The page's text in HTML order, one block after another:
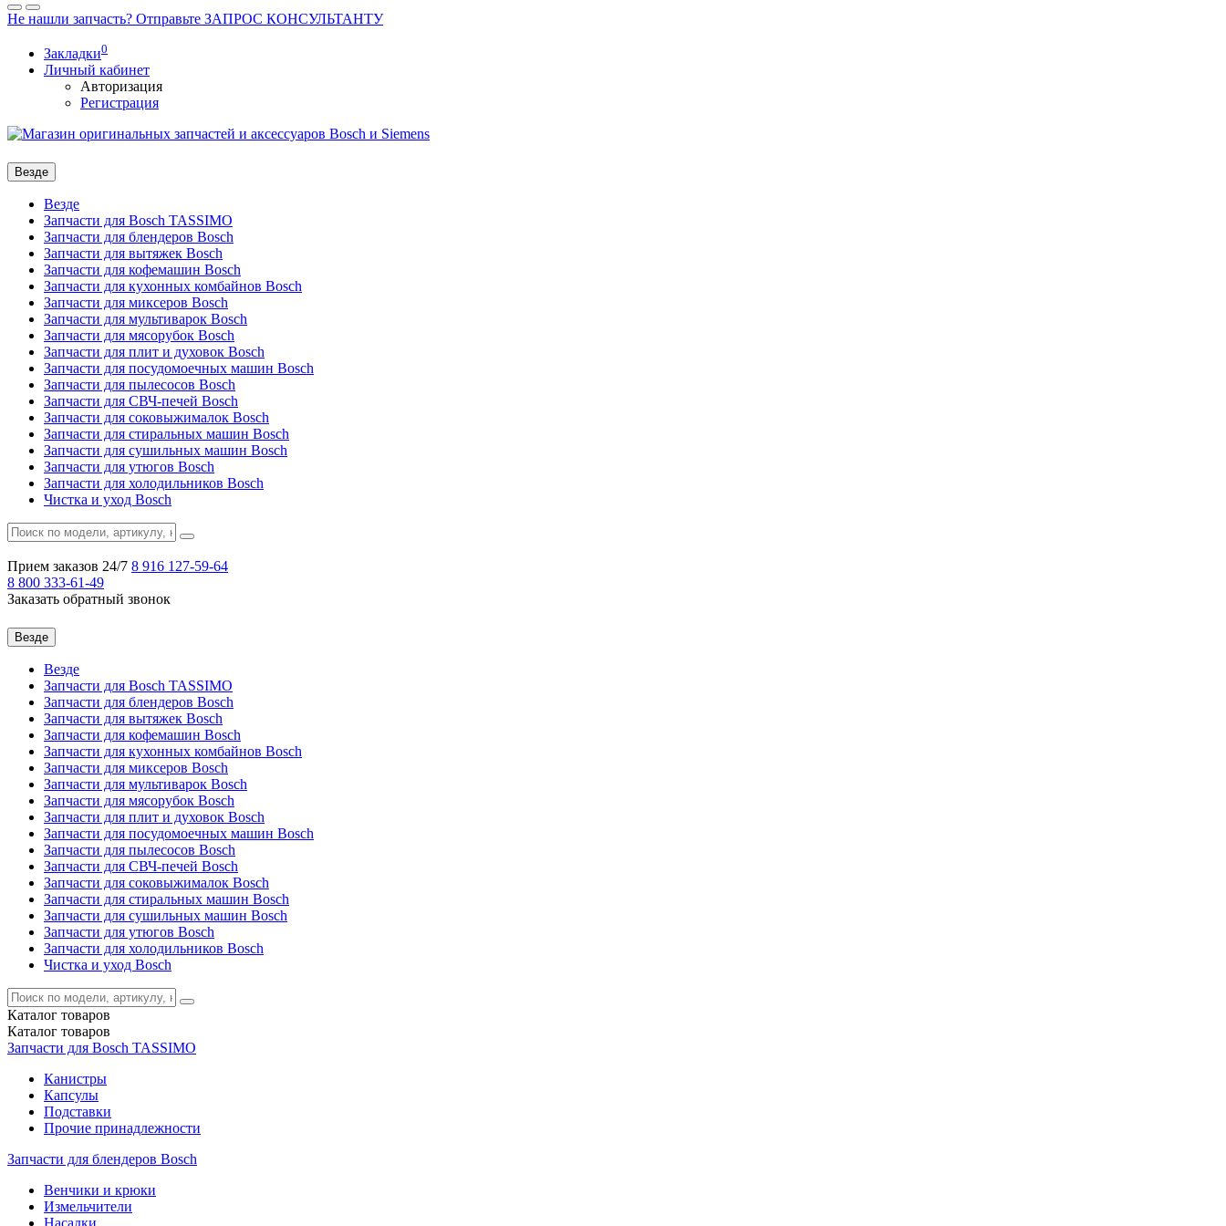
Не нашли запчасть? Отправьте ЗАПРОС КОНСУЛЬТАНТУ
Закладки0
Личный кабинет
Авторизация
Регистрация
Везде
Везде
Запчасти для Bosch TASSIMO
Запчасти для блендеров Bosch
Запчасти для вытяжек Bosch
Запчасти для кофемашин Bosch
Запчасти для кухонных комбайнов Bosch
Запчасти для миксеров Bosch
Запчасти для мультиварок Bosch
Запчасти для мясорубок Bosch
Запчасти для плит и духовок Bosch
Запчасти для посудомоечных машин Bosch
Запчасти для пылесосов Bosch
Запчасти для СВЧ-печей Bosch
Запчасти для соковыжималок Bosch
Запчасти для стиральных машин Bosch
Запчасти для сушильных машин Bosch
Запчасти для утюгов Bosch
Запчасти для холодильников Bosch
Чистка и уход Bosch
Прием заказов 24/7 8 916 127-59-64
8 800 333-61-49
Заказать обратный звонок
Везде
Везде
Запчасти для Bosch TASSIMO
Запчасти для блендеров Bosch
Запчасти для вытяжек Bosch
Запчасти для кофемашин Bosch
Запчасти для кухонных комбайнов Bosch
Запчасти для миксеров Bosch
Запчасти для мультиварок Bosch
Запчасти для мясорубок Bosch
Запчасти для плит и духовок Bosch
Запчасти для посудомоечных машин Bosch
Запчасти для пылесосов Bosch
Запчасти для СВЧ-печей Bosch
Запчасти для соковыжималок Bosch
Запчасти для стиральных машин Bosch
Запчасти для сушильных машин Bosch
Запчасти для утюгов Bosch
Запчасти для холодильников Bosch
Чистка и уход Bosch
Каталог товаров
Каталог товаров
Запчасти для Bosch TASSIMO
Канистры
Капсулы
Подставки
Прочие принадлежности
Запчасти для блендеров Bosch
Венчики и крюки
Измельчители